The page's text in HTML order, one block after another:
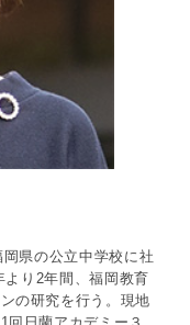
県の公立中学校に社
り2年間、福岡教育
の研究を行う。現地